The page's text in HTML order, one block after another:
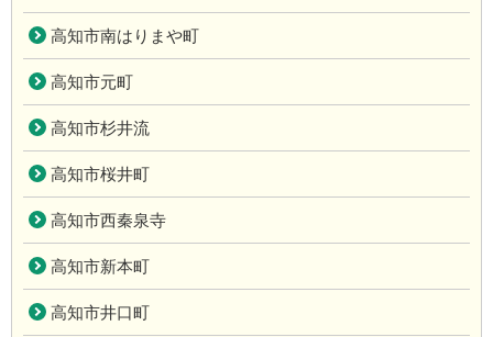
高知市南はりまや町
高知市元町
高知市杉井流
高知市桜井町
高知市西秦泉寺
高知市新本町
高知市井口町